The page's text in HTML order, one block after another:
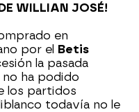
WILLIAN JOSÉ!
en
por el Betis
la pasada
ha podido
los partidos
todavía no le